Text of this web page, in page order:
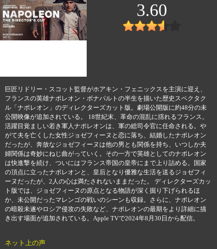
3.60
巨匠リドリー・スコット監督がホアキン・フェニックスを主演に迎え、
フランスの英雄ナポレオン・ボナパルトの半生を描いた歴史スペクタク
ル「ナポレオン」のディレクターズカット版。劇場公開版に約48分の未
公開映像が追加されている。 18世紀末、革命の混乱に揺れるフランス。
活躍目覚ましい若き軍人ナポレオンは、軍の総司令官に任命される。や
がて夫を亡くした女性ジョゼフィーヌと恋に落ち、結婚したナポレオン
だったが、奔放なジョゼフィーヌは他の男とも関係を持ち、いつしか夫
婦関係は奇妙にねじ曲がっていく。その一方で英雄としてのナポレオン
は快進撃を続け、ついにはフランス帝国の皇帝にまで上り詰める。国家
の頂点に立ったナポレオンと、皇后となり優雅な生活を送るジョゼフィ
ーヌだったが、2人の心は満たされないままだった。 ディレクターズカッ
ト版では、ジョゼフィーヌの原点となる物語が深く掘り下げられるほ
か、未公開だったマレンゴの戦いのシーンも収録。さらに、ナポレオン
の暗殺未遂やロシア侵攻の失敗など、ナポレオンの最期をより詳細に描
き出す場面が追加されている。Apple TVで2024年8月30日から配信。
ネット上の声